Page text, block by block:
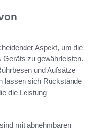
Aspekt, um die
Geräts zu gewährleisten.
und Aufsätze
lassen sich Rückstände
die Leistung
mit abnehmbaren